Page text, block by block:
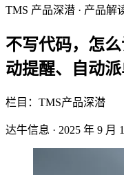
TMS 产品深潜 · 产品解
不写代码，怎
动提醒、自动派
栏目：TMS产品深潜
达牛信息 · 2025 年 9 月